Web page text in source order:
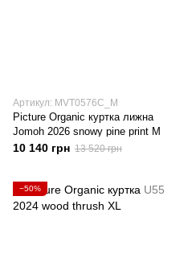
Артикул: MVT0576C_M
Picture Organic куртка лижна
Jomoh 2026 snowy pine print M
10 140 грн 13 520 грн
−50%